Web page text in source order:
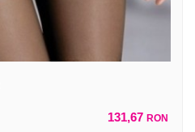
131,67 RON